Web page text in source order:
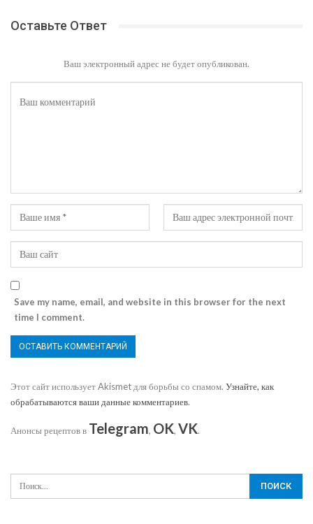
Оставьте Ответ
Ваш электронный адрес не будет опубликован.
Save my name, email, and website in this browser for the next
time I comment.
Этот сайт использует Akismet для борьбы со спамом. Узнайте, как
обрабатываются ваши данные комментариев.
Анонсы рецептов в Telegram, OK, VK.